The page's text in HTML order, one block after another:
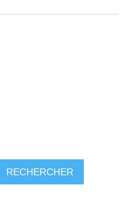
RECHERCHER